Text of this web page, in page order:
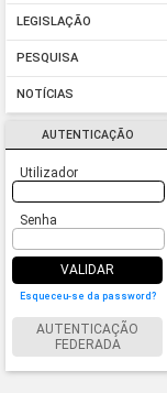
LEGISLAÇÃO
PESQUISA
NOTÍCIAS
AUTENTICAÇÃO
Utilizador
Senha
VALIDAR
Esqueceu-se da password?
AUTENTICAÇÃO
FEDERADA